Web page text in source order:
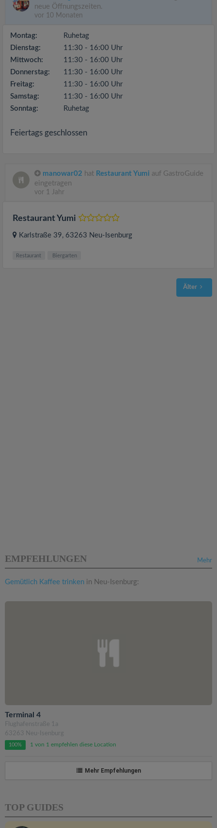
neue Öffnungszeiten.
vor 10 Monaten
Montag:
Ruhetag
Dienstag:
11:30 - 16:00 Uhr
Mittwoch:
11:30 - 16:00 Uhr
Donnerstag:
11:30 - 16:00 Uhr
Freitag:
11:30 - 16:00 Uhr
Samstag:
11:30 - 16:00 Uhr
Sonntag:
Ruhetag
Feiertags geschlossen
manowar02 hat Restaurant Yumi auf GastroGuide
eingetragen
vor 1 Jahr
Restaurant Yumi
Karlstraße 39, 63263 Neu-Isenburg
Restaurant Biergarten
Älter
Mehr
EMPFEHLUNGEN
Gemütlich Kaffee trinken in Neu-Isenburg:
Terminal 4
Flughafenstraße 1a
63263 Neu-Isenburg
100% 1 von 1 empfehlen diese Location
Mehr Empfehlungen
TOP GUIDES